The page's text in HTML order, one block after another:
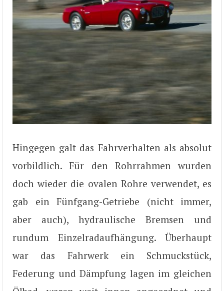
Hingegen galt das Fahrverhalten als absolut
vorbildlich. Für den Rohrrahmen wurden
doch wieder die ovalen Rohre verwendet, es
gab ein Fünfgang-Getriebe (nicht immer,
aber auch), hydraulische Bremsen und
rundum Einzelradaufhängung. Überhaupt
war das Fahrwerk ein Schmuckstück,
Federung und Dämpfung lagen im gleichen